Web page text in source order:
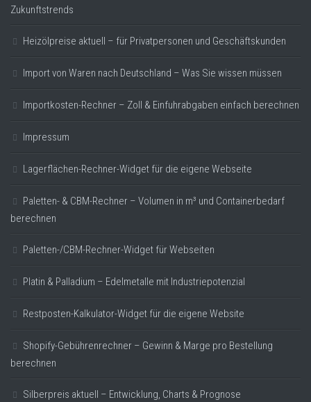
Zukunftstrends
Heizölpreise aktuell – für Privatpersonen und Geschäftskunden
Import von Waren nach Deutschland – Was Sie wissen müssen
Importkosten-Rechner – Zoll & Einfuhrabgaben einfach berechnen
Impressum
Lagerflächen-Rechner-Widget für die eigene Webseite
Paletten- & CBM-Rechner – Volumen in m³ und Containerbedarf
berechnen
Paletten-/CBM-Rechner-Widget für Webseiten
Platin & Palladium – Edelmetalle mit Industriepotenzial
Restposten-Kalkulator-Widget für die eigene Website
Shopify-Gebührenrechner – Gewinn & Marge pro Bestellung
berechnen
Silberpreis aktuell – Entwicklung, Charts & Prognose